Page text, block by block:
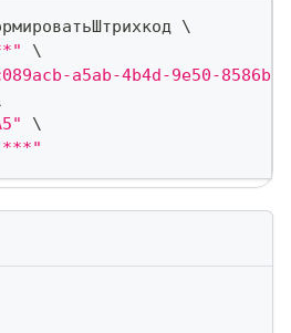
\
\
a5ab-4b4d-9e50-
\